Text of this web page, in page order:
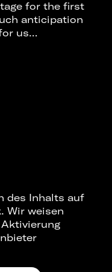
for the first
anticipation
us…
des Inhalts auf
Wir weisen